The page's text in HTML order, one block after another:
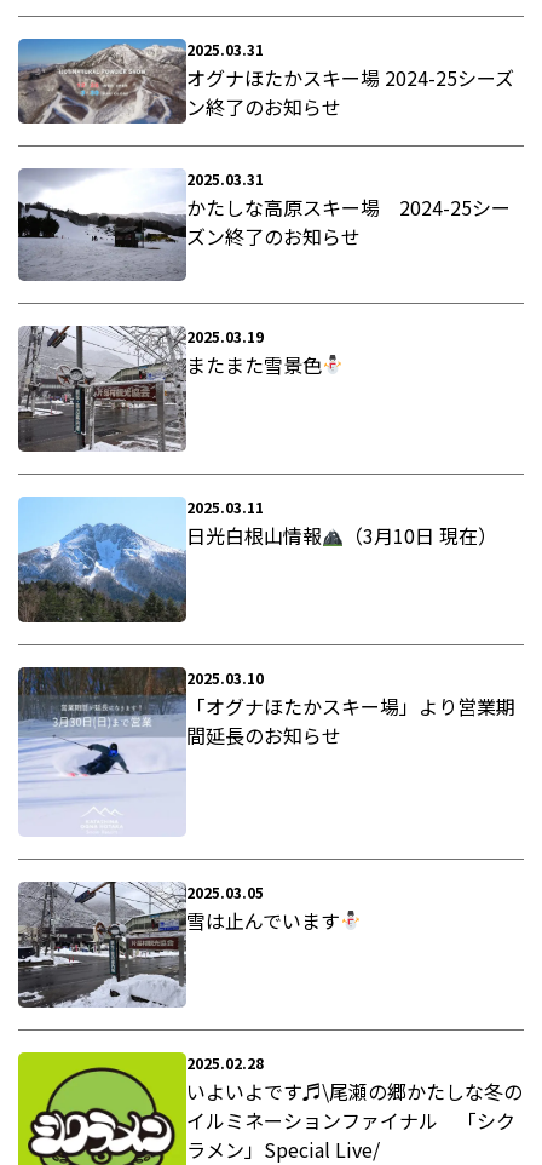
2025.03.31
オグナほたかスキー場 2024-25シーズ
ン終了のお知らせ
2025.03.31
かたしな高原スキー場 2024-25シー
ズン終了のお知らせ
2025.03.19
またまた雪景色
2025.03.11
日光白根山情報 （3月10日 現在）
2025.03.10
「オグナほたかスキー場」より営業期
間延長のお知らせ
2025.03.05
雪は止んでいます
2025.02.28
いよいよです♬\尾瀬の郷かたしな冬の
イルミネーションファイナル 「シク
ラメン」Special Live/